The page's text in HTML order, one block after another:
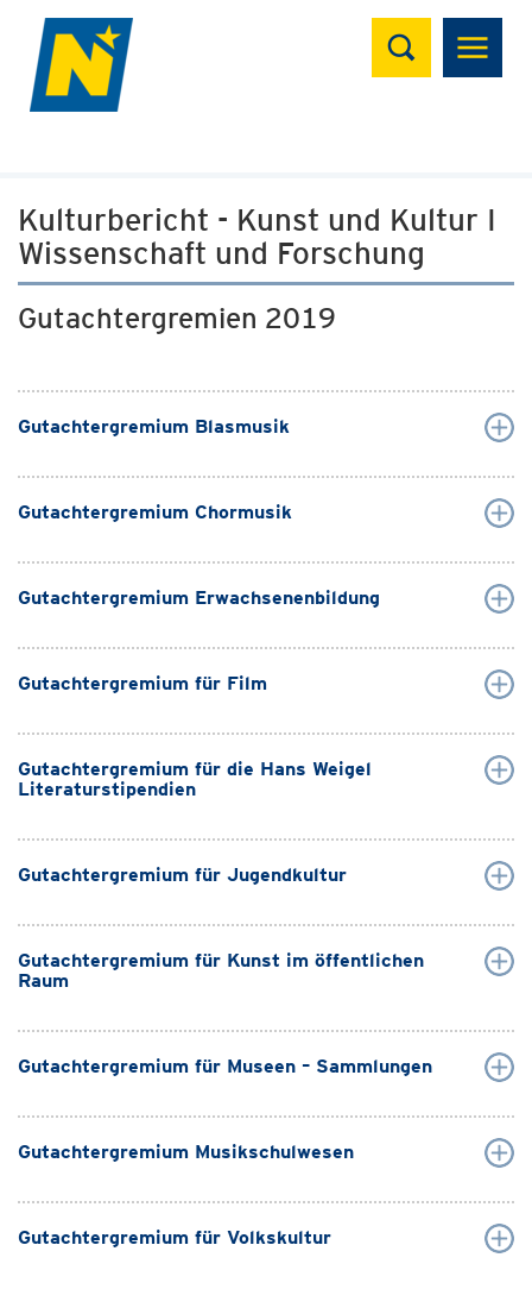
Suchen
Kulturbericht - Kunst und Kultur I
Wissenschaft und Forschung
Gutachtergremien 2019
Gutachtergremium Blasmusik
Gutachtergremium Chormusik
Gutachtergremium Erwachsenenbildung
Gutachtergremium für Film
Gutachtergremium für die Hans Weigel
Literaturstipendien
Gutachtergremium für Jugendkultur
Gutachtergremium für Kunst im öffentlichen
Raum
Gutachtergremium für Museen – Sammlungen
Gutachtergremium Musikschulwesen
Gutachtergremium für Volkskultur